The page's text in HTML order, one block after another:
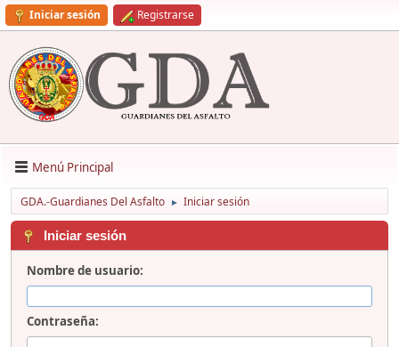
Iniciar sesión Registrarse
Menú Principal
GDA.-Guardianes Del Asfalto ► Iniciar sesión
Iniciar sesión
Nombre de usuario:
Contraseña: